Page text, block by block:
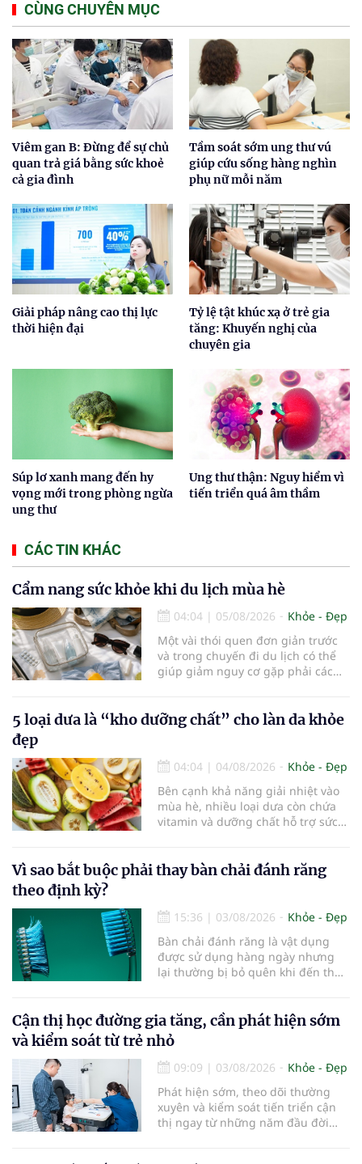
CÙNG CHUYÊN MỤC
Viêm gan B: Đừng để sự chủ
quan trả giá bằng sức khoẻ
cả gia đình
Tầm soát sớm ung thư vú
giúp cứu sống hàng nghìn
phụ nữ mỗi năm
Giải pháp nâng cao thị lực
thời hiện đại
Tỷ lệ tật khúc xạ ở trẻ gia
tăng: Khuyến nghị của
chuyên gia
Súp lơ xanh mang đến hy
vọng mới trong phòng ngừa
ung thư
Ung thư thận: Nguy hiểm vì
tiến triển quá âm thầm
CÁC TIN KHÁC
Cẩm nang sức khỏe khi du lịch mùa hè
04:04 | 05/08/2026
Khỏe - Đẹp
Một vài thói quen đơn giản trước
và trong chuyến đi du lịch có thể
giúp giảm nguy cơ gặp phải các
5 loại dưa là “kho dưỡng chất” cho làn da khỏe
đẹp
04:04 | 04/08/2026
Khỏe - Đẹp
Bên cạnh khả năng giải nhiệt vào
mùa hè, nhiều loại dưa còn chứa
vitamin và dưỡng chất hỗ trợ sức
Vì sao bắt buộc phải thay bàn chải đánh răng
theo định kỳ?
15:36 | 03/08/2026
Khỏe - Đẹp
Bàn chải đánh răng là vật dụng
được sử dụng hàng ngày nhưng
lại thường bị bỏ quên khi đến thời
bàn chải quá lâu có thể làm giảm
hiệu quả làm sạch và ảnh hưởng
đến sức khỏe răng miệng...
Cận thị học đường gia tăng, cần phát hiện sớm
và kiểm soát từ trẻ nhỏ
09:09 | 03/08/2026
Khỏe - Đẹp
Phát hiện sớm, theo dõi thường
xuyên và kiểm soát tiến triển cận
thị ngay từ những năm đầu đời